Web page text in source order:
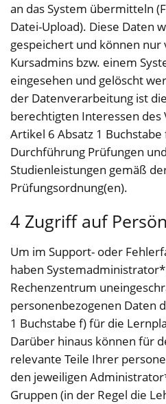
an das System übermitteln
Datei-Upload). Diese Daten
gespeichert und können
Kursadmins bzw. einem
eingesehen und gelöscht
der Datenverarbeitung ist
berechtigten Interessen des
Artikel 6 Absatz 1 Buchstabe
Durchführung Prüfungen
Studienleistungen gemäß
Prüfungsordnung(en).
4 Zugriff auf
Um im Support- oder
haben
Rechenzentrum
personenbezogenen Daten
1 Buchstabe f) für die
Darüber hinaus können für
relevante Teile Ihrer
den jeweiligen
Gruppen (in der Regel die